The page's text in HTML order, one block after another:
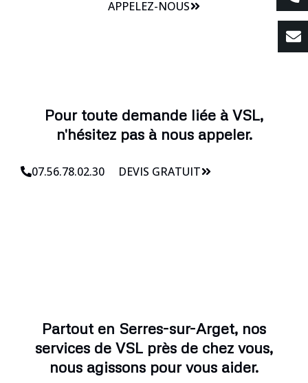
APPELEZ-NOUS
Pour toute demande liée à VSL,
n'hésitez pas à nous appeler.
07.56.78.02.30 DEVIS GRATUIT
Partout en Serres-sur-Arget, nos
services de VSL près de chez vous,
nous agissons pour vous aider.